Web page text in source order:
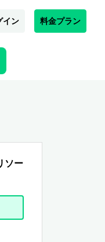
イン 料金プラン
ソー